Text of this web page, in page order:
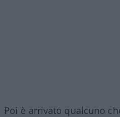
Poi è arrivato qualcuno